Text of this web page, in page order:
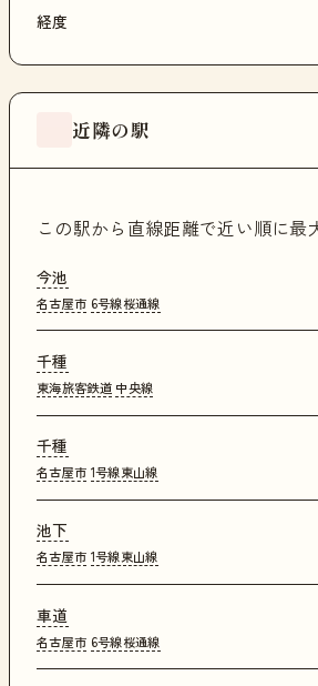
経度
近隣の駅
この駅から直線距離で近い順に最
今池
名古屋市 6号線桜通線
千種
東海旅客鉄道 中央線
千種
名古屋市 1号線東山線
池下
名古屋市 1号線東山線
車道
名古屋市 6号線桜通線